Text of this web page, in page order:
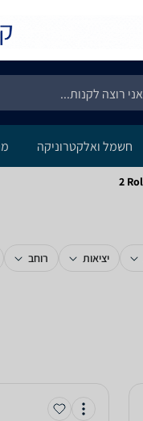
חשמל ואלקטרוניקה
יציאות רוחב